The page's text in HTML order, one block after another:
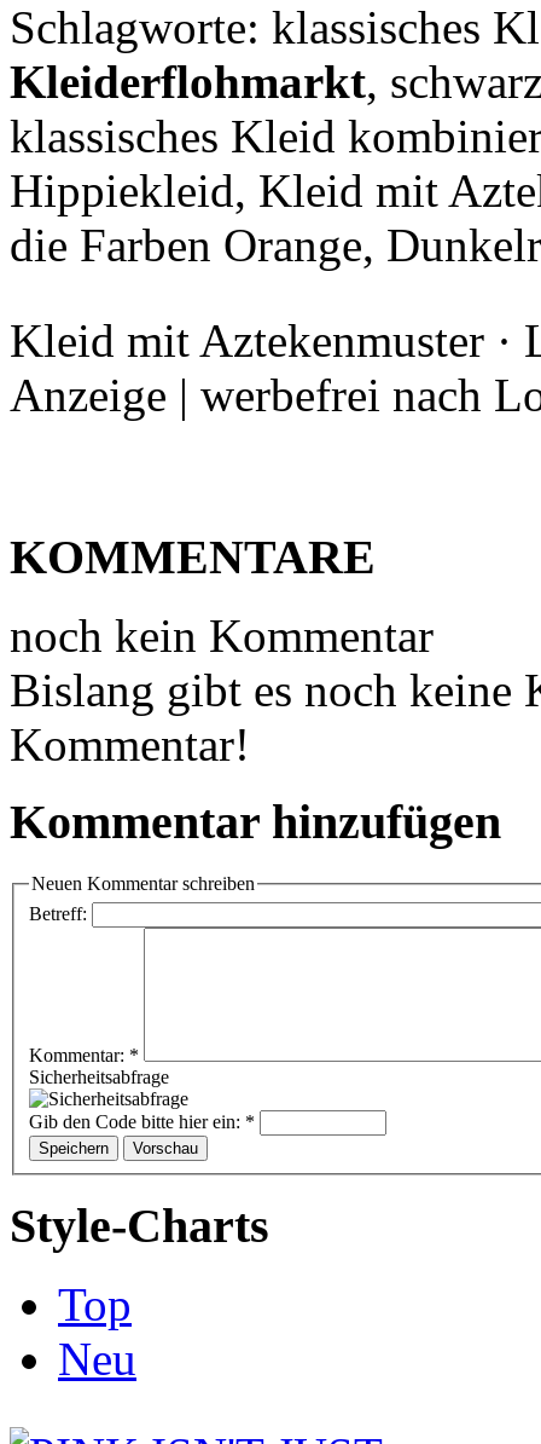
Schlagworte: klassisches
Kleiderflohmarkt,
klassisches Kleid
Hippiekleid, Kleid mit
die Farben Orange,
Kleid mit Aztekenmuster ·
Anzeige | werbefrei nach
KOMMENTARE
noch kein Kommentar
Bislang gibt es noch keine
Kommentar!
Kommentar hinzufügen
Neuen Kommentar schreiben
Betreff:
Kommentar: *
Sicherheitsabfrage
Gib den Code bitte hier ein: *
Style-Charts
Top
Neu